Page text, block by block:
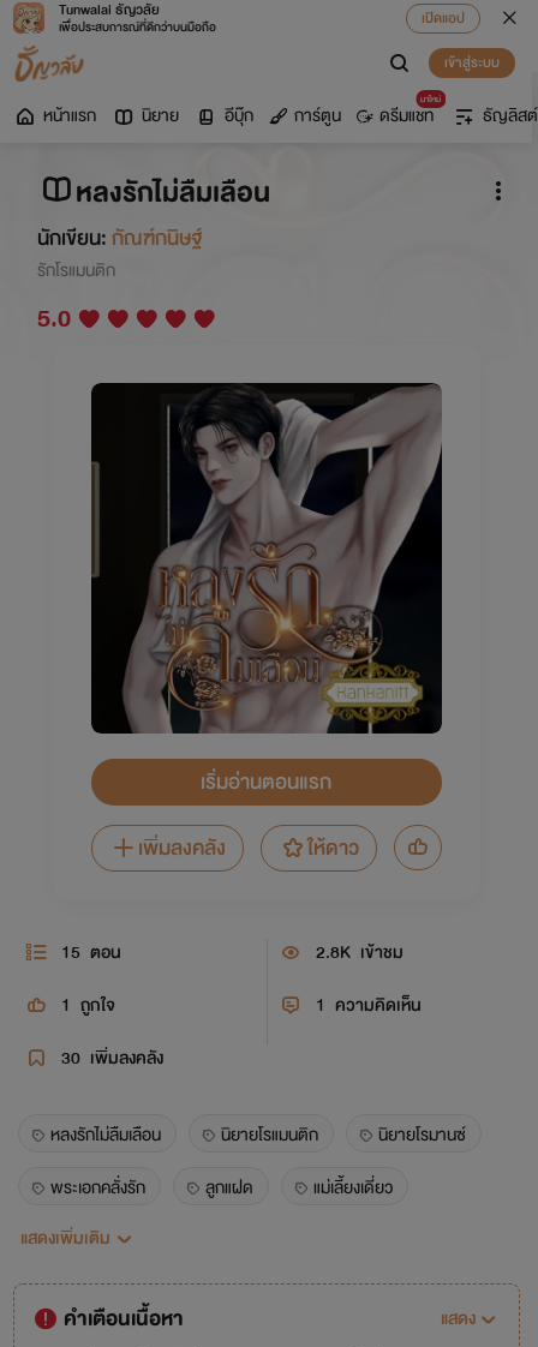
Tunwalai ธัญวลัย
เพื่อประสบการณ์ที่ดีกว่าบนมือถือ
เปิดแอป
เข้าสู่ระบบ
หน้าแรก นิยาย อีบุ๊ก การ์ตูน
มาใหม่
ดรีมแชท ธัญลิสต์
หลงรักไม่ลืมเลือน
นักเขียน:กัณฑ์กนิษฐ์
รักโรแมนติก
5.0
เริ่มอ่านตอนแรก
เพิ่มลงคลัง
ให้ดาว
15 ตอน 2.8K เข้าชม
1 ถูกใจ 1 ความคิดเห็น
30 เพิ่มลงคลัง
หลงรักไม่ลืมเลือน นิยายโรแมนติก
นิยายโรมานซ์
พระเอกคลั่งรัก
ลูกแฝด
แม่เลี้ยงเดี่ยว
กลับมาเจอกันอีกครั้ง
kankanitt
tunwalai
แสดงเพิ่มเติม
คำเตือนเนื้อหา
แสดง